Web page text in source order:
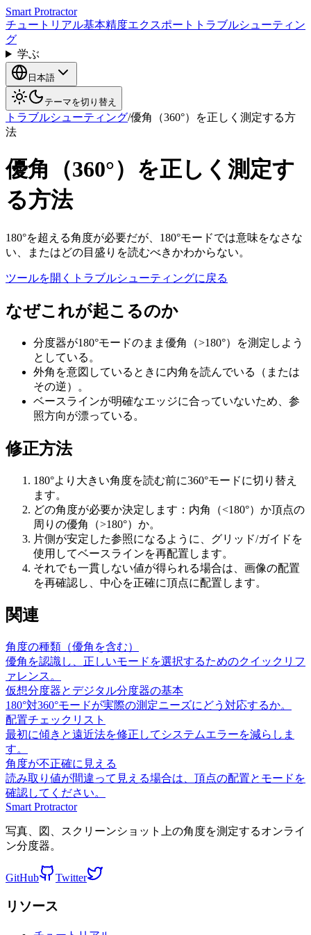
Smart Protractor
チュートリアル基本精度エクスポート トラブルシューティン
グ
学ぶ
日本語
テーマを切り替え
トラブルシューティング/優角（360°）を正しく測定する方
法
優角（360°）を正しく測定す
る方法
180°を超える角度が必要だが、180°モードでは意味をなさな
い、またはどの目盛りを読むべきかわからない。
ツールを開く トラブルシューティングに戻る
なぜこれが起こるのか
分度器が180°モードのまま優角（>180°）を測定しよう
としている。
外角を意図しているときに内角を読んでいる（または
その逆）。
ベースラインが明確なエッジに合っていないため、参
照方向が漂っている。
修正方法
180°より大きい角度を読む前に360°モードに切り替え
ます。
どの角度が必要か決定します：内角（<180°）か頂点の
周りの優角（>180°）か。
片側が安定した参照になるように、グリッド/ガイドを
使用してベースラインを再配置します。
それでも一貫しない値が得られる場合は、画像の配置
を再確認し、中心を正確に頂点に配置します。
関連
角度の種類（優角を含む）
優角を認識し、正しいモードを選択するためのクイックリフ
ァレンス。
仮想分度器とデジタル分度器の基本
180°対360°モードが実際の測定ニーズにどう対応するか。
配置チェックリスト
最初に傾きと遠近法を修正してシステムエラーを減らしま
す。
角度が不正確に見える
読み取り値が間違って見える場合は、頂点の配置とモードを
確認してください。
Smart Protractor
写真、図、スクリーンショット上の角度を測定するオンライ
ン分度器。
GitHub Twitter
リソース